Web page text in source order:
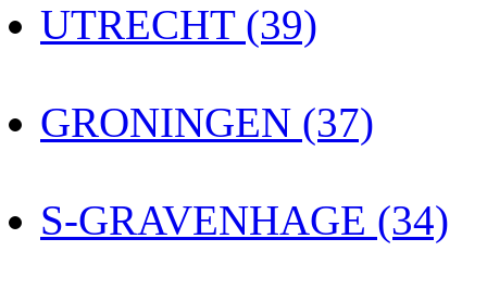
UTRECHT (39)
GRONINGEN (37)
S-GRAVENHAGE (34)